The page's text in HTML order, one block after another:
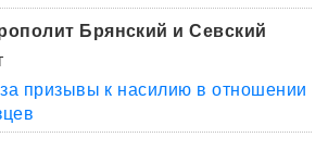
Брянский и Севский
призывы к насилию в отношении